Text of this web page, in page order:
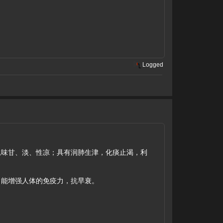
Logged
、淡、性凉；具有润肺生津，化痰止渴，利
强人体的免疫力，抗早衰。